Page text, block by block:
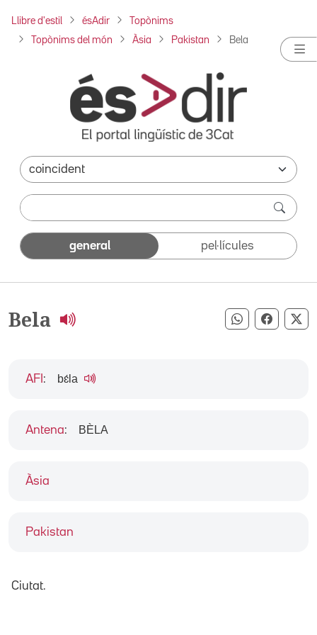
Llibre d'estil ésAdir Topònims
Topònims del món Àsia Pakistan Bela
general pel·lícules
Bela Compartir
Àsia
Pakistan
AFI : bɛ́la
Antena: BÈLA
Ciutat.